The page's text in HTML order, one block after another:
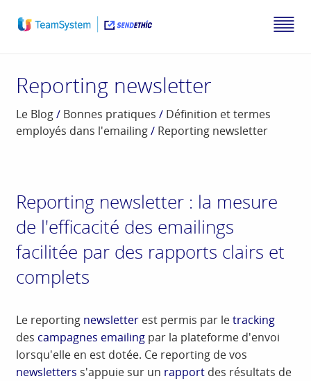
Reporting newsletter
Le Blog/ Bonnes pratiques / Définition et termes
employés dans l'emailing/ Reporting newsletter
Reporting newsletter : la mesure
de l'efficacité des emailings
facilitée par des rapports clairs et
complets
Le reporting newsletter est permis par letracking
des campagnes emailing par la plateforme d'envoi
lorsqu'elle en est dotée. Ce reporting de vos
newsletters s'appuie sur un rapport des résultats de